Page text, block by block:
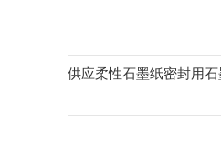
供应柔性石墨纸密封用